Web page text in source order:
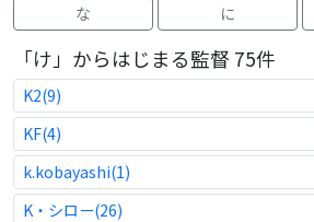
な
に
「け」からはじまる監督 75件
K2(9)
KF(4)
k.kobayashi(1)
K・シロー(26)